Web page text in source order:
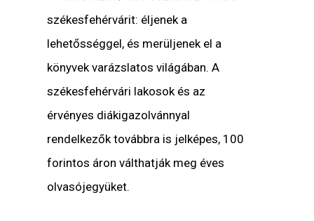
székesfehérvárit: éljenek a
lehetősséggel, és merüljenek el a
könyvek varázslatos világában. A
székesfehérvári lakosok és az
érvényes diákigazolvánnyal
rendelkezők továbbra is jelképes, 100
forintos áron válthatják meg éves
olvasójegyüket.